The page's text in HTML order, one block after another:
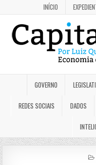
INÍCIO
GOVERNO
REDES SOCIAIS DADOS